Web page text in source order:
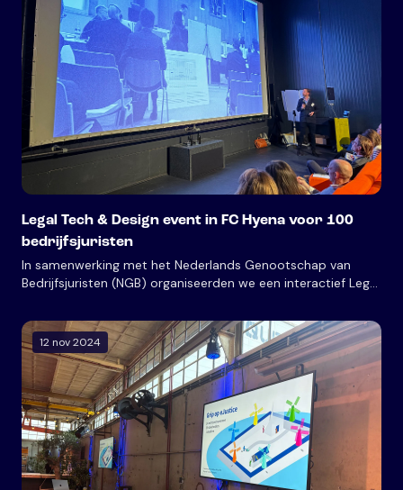
Legal Tech & Design event in FC Hyena voor 100
bedrijfsjuristen
In samenwerking met het Nederlands Genootschap van
Bedrijfsjuristen (NGB) organiseerden we een interactief Legal
Noord. Honderd bedrijfsjuristen kwamen samen om te leren
over en te werken met legal design
12 nov 2024